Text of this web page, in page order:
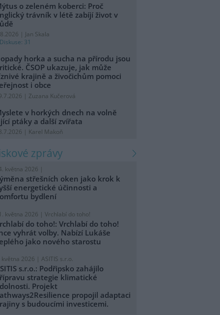
o zeleném koberci: Proč
trávník v létě zabíjí život v
| Jan Skala
Diskuse: 31
horka a sucha na přírodu jsou
ČSOP ukazuje, jak může
krajině a živočichům pomoci
i obce
| Zuzana Kučerová
v horkých dnech na volně
ptáky a další zvířata
| Karel Makoň
zprávy
května 2026 |
střešních oken jako krok k
energetické účinnosti a
bydlení
května 2026 | Vrchlabí do toho!
do toho!: Vrchlabí do toho!
vyhrát volby. Nabízí Lukáše
jako nového starostu
května 2026 | ASITIS s.r.o.
s.r.o.: Podřipsko zahájilo
strategie klimatické
Projekt
propojil adaptaci
s budoucími investicemi.